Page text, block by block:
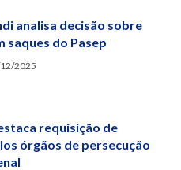
analisa decisão sobre
saques do Pasep
2025
requisição de
órgãos de persecução